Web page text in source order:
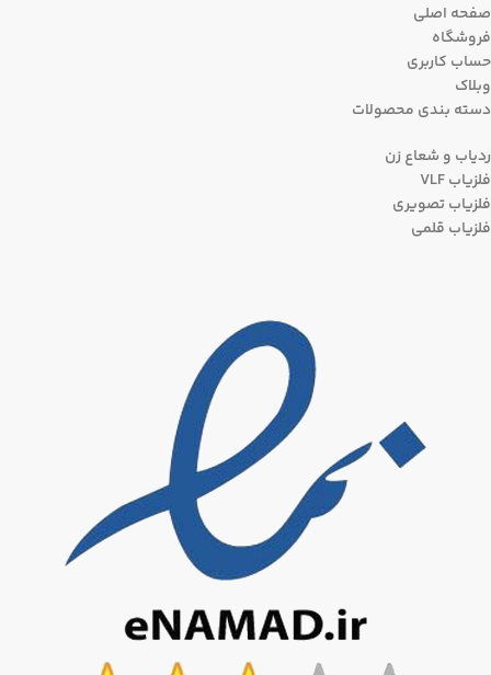
صفحه اصلی
فروشگاه
حساب کاربری
وبلاک
دسته بندی محصولات
ردیاب و شعاع زن
فلزیاب VLF
فلزیاب تصویری
فلزیاب قلمی